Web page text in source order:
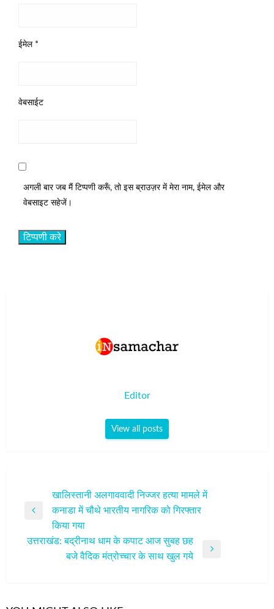
ईमेल *
वेबसाईट
अगली बार जब मैं टिप्पणी करूँ, तो इस ब्राउज़र में मेरा नाम, ईमेल और
वेबसाइट सहेजें।
Editor
View all posts
नेविगेशन
खालिस्तानी अलगाववादी निज्जर हत्या मामले में
कनाडा में चौथे भारतीय नागरिक को गिरफ्तार
किया गया
उत्तराखंड: बद्रीनाथ धाम के कपाट आज सुबह छह
बजे वैदिक मंत्रोच्चार के साथ खुल गये